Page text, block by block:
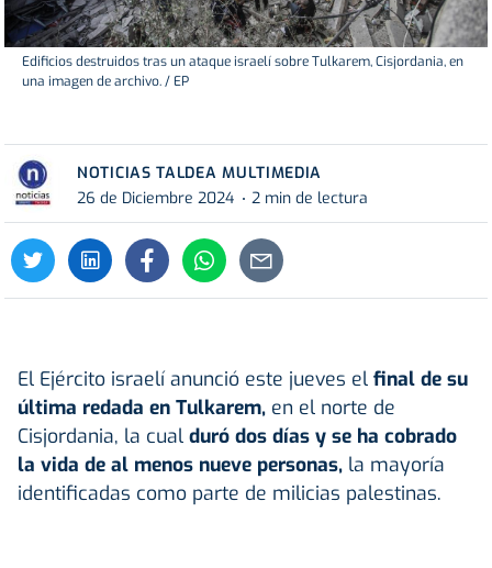
Edificios destruidos tras un ataque israelí sobre Tulkarem, Cisjordania, en
una imagen de archivo. / EP
NOTICIAS TALDEA MULTIMEDIA
26 de Diciembre 2024
2 min de lectura
El Ejército israelí anunció este jueves el final de su
última redada en Tulkarem, en el norte de
Cisjordania, la cual duró dos días y se ha cobrado
la vida de al menos nueve personas, la mayoría
identificadas como parte de milicias palestinas.